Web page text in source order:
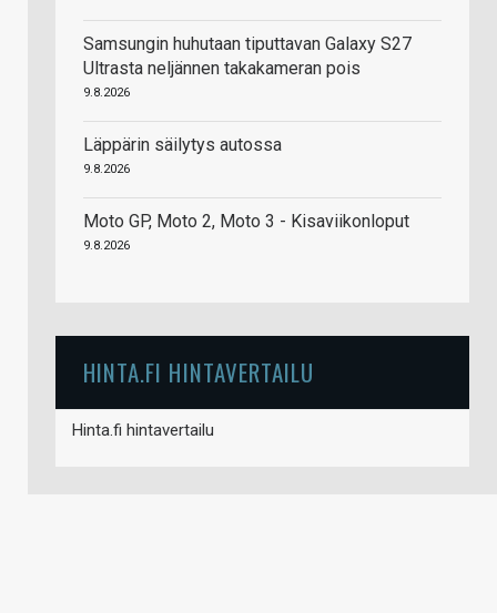
Samsungin huhutaan tiputtavan Galaxy S27
Ultrasta neljännen takakameran pois
9.8.2026
Läppärin säilytys autossa
9.8.2026
Moto GP, Moto 2, Moto 3 - Kisaviikonloput
9.8.2026
HINTA.FI HINTAVERTAILU
Hinta.fi hintavertailu